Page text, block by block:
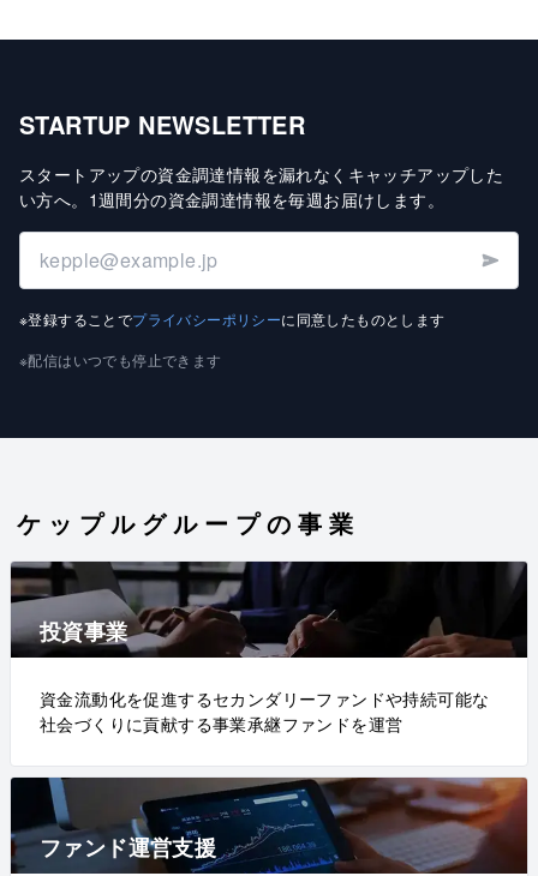
STARTUP NEWSLETTER
スタートアップの資金調達情報を漏れなくキャッチアップした
い方へ。 1週間分の資金調達情報を毎週お届けします。
※登録することでプライバシーポリシーに同意したものとします
※配信はいつでも停止できます
ケップルグループの事業
投資事業
資金流動化を促進するセカンダリーファンドや持続可能な
社会づくりに貢献する事業承継ファンドを運営
ファンド運営支援